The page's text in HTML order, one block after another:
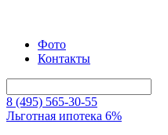
Фото
Контакты
8 (495) 565-30-55
Льготная ипотека 6%